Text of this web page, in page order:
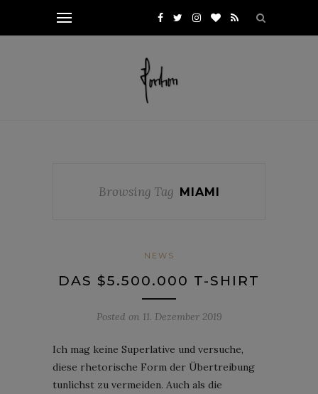
Browsing Tag MIAMI
NEWS
DAS $5.500.000 T-SHIRT
Posted on 11. Dezember 2019
Ich mag keine Superlative und versuche,
diese rhetorische Form der Übertreibung
tunlichst zu vermeiden. Auch als die